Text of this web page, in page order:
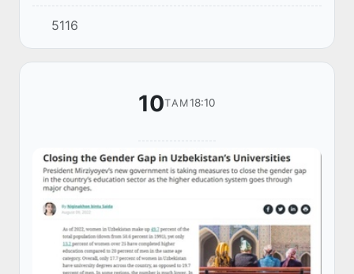
дамыту министрі Шерзод Шерматов
Оңтүстік Кореяның Пучон университетінің
ректоры Хан Чон Сокпен кездесу...
5116
10ТАМ18:10